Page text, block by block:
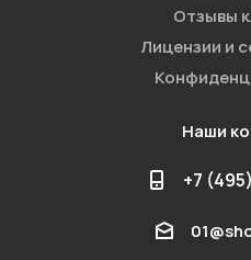
Отзывы
Лицензии и
Наши
+7